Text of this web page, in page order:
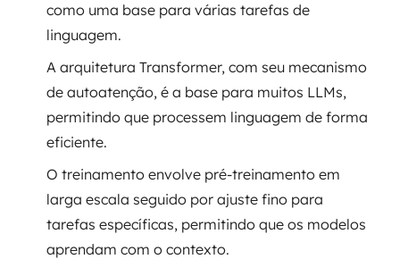
Transformação digital
UX / UI design
Sustentar operações com eficiência
SRE / DevOps
Monitoramento 24x7
como uma base para várias tarefas de
linguagem.
A arquitetura Transformer, com seu mecanismo
de autoatenção, é a base para muitos LLMs,
permitindo que processem linguagem de forma
eficiente.
O treinamento envolve pré-treinamento em
larga escala seguido por ajuste fino para
tarefas específicas, permitindo que os modelos
aprendam com o contexto.